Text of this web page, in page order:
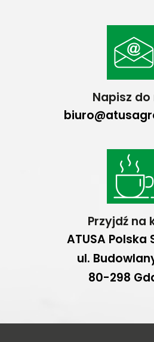
Napisz do
Przyjdź na
ATUSA Polska
ul.
80-298